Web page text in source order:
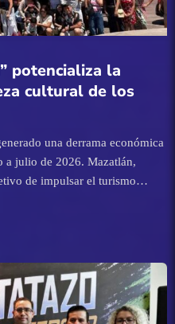
potencializa la
cultural de los
una derrama económica
a julio de 2026. Mazatlán,
de impulsar el turismo
ha registrado un exitoso
estatal, informó que un
de estas rutas diseñadas
entidad. Este flujo de visitantes